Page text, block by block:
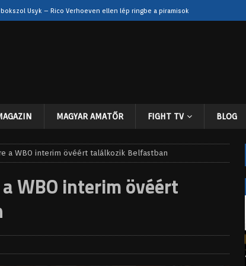
Usyk – Rico Verhoeven ellen lép ringbe a piramisok
Súlyos sérülései után még a visszatérés sem biztos
lebeg: Bivol lehet a következő ellenfél, Usyk pedig a
MAGYAR AMATŐR FIGHT TV BLOG
a WBO interim övéért találkozik Belfastban
WBO interim övéért